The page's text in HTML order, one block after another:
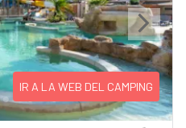
Next
IR A LA WEB DEL CAMPING